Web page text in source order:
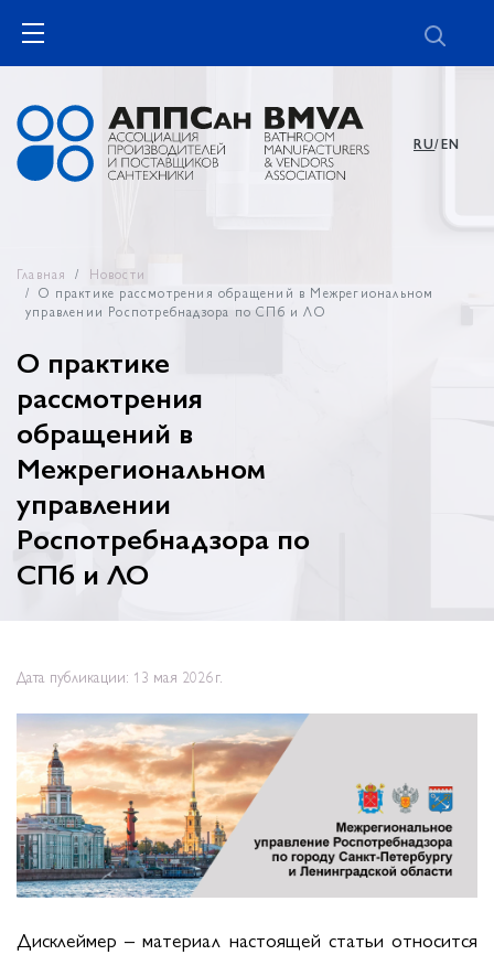
RU/EN
Главная
Новости
О практике рассмотрения обращений в Межрегиональном
управлении Роспотребнадзора по СПб и ЛО
О практике
рассмотрения
обращений в
Межрегиональном
управлении
Роспотребнадзора по
СПб и ЛО
Дата публикации: 13 мая 2026 г.
Дисклеймер – материал настоящей статьи относится